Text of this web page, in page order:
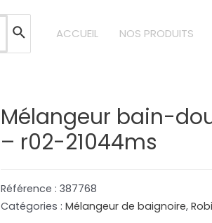
ACCUEIL NOS PRODUITS
Mélangeur bain-
– r02-21044ms
Référence :387768
Catégories :Mélangeur de baignoire,